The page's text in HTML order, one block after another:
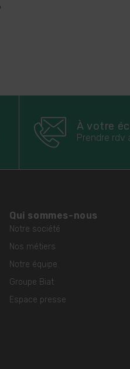
À votre
Prendre rdv
Qui sommes-nous
Notre société
Nos métiers
Notre équipe
Groupe Biat
Espace presse